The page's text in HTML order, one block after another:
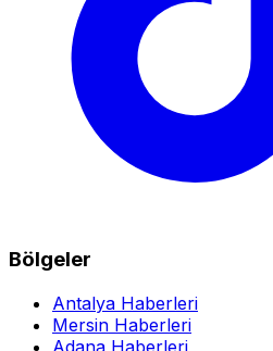
Bölgeler
Antalya Haberleri
Mersin Haberleri
Adana Haberleri